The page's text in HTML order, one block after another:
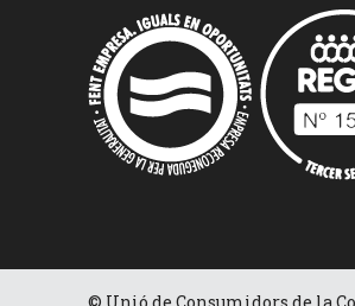
© Unió de Consumidors de la